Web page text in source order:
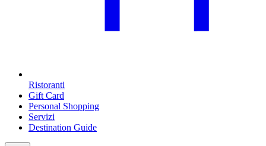
Ristoranti
Gift Card
Personal Shopping
Servizi
Destination Guide